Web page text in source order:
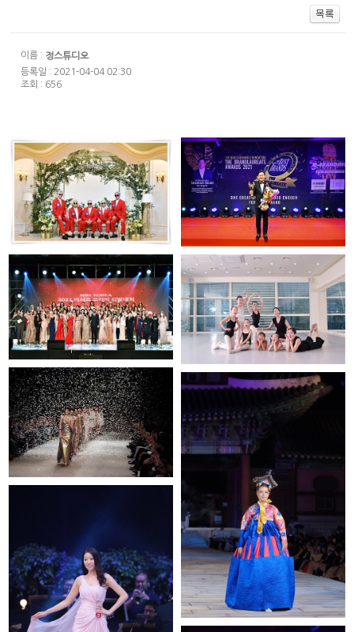
이름 : 정스튜디오
등록일 : 2021-04-04 02:30
조회 : 656
백발소년단 안성기
2021미시즈코리아
미스코리아 대회